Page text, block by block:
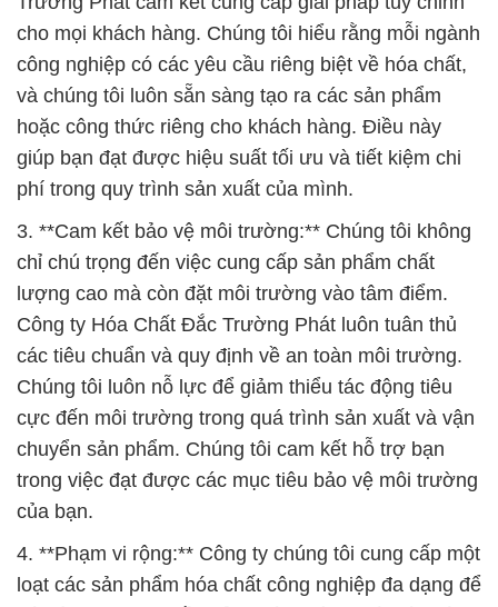
cho mọi khách hàng. Chúng tôi hiểu rằng mỗi ngành
công nghiệp có các yêu cầu riêng biệt về hóa chất,
và chúng tôi luôn sẵn sàng tạo ra các sản phẩm
hoặc công thức riêng cho khách hàng. Điều này
giúp bạn đạt được hiệu suất tối ưu và tiết kiệm chi
phí trong quy trình sản xuất của mình.
3. **Cam kết bảo vệ môi trường:** Chúng tôi không
chỉ chú trọng đến việc cung cấp sản phẩm chất
lượng cao mà còn đặt môi trường vào tâm điểm.
Công ty Hóa Chất Đắc Trường Phát luôn tuân thủ
các tiêu chuẩn và quy định về an toàn môi trường.
Chúng tôi luôn nỗ lực để giảm thiểu tác động tiêu
cực đến môi trường trong quá trình sản xuất và vận
chuyển sản phẩm. Chúng tôi cam kết hỗ trợ bạn
trong việc đạt được các mục tiêu bảo vệ môi trường
của bạn.
4. **Phạm vi rộng:** Công ty chúng tôi cung cấp một
loạt các sản phẩm hóa chất công nghiệp đa dạng để